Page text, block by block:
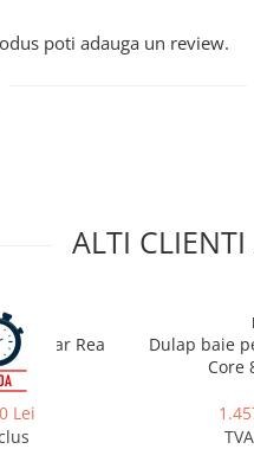
poti adauga un review.
ALTI
lavoar Rea
alb
Lei
Dulap baie
Core